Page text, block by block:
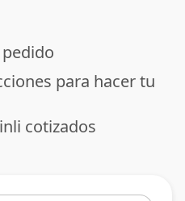
para hacer tu
cotizados